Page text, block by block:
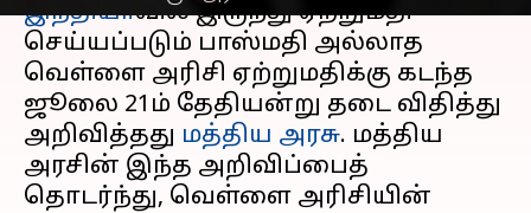
இந்தியாவில் இருந்து ஏற்றுமதி
செய்யப்படும் பாஸ்மதி அல்லாத
வெள்ளை அரிசி ஏற்றுமதிக்கு கடந்த
ஜூலை 21ம் தேதியன்று தடை விதித்து
அறிவித்தது மத்திய அரசு. மத்திய
அரசின் இந்த அறிவிப்பைத்
தொடர்ந்து, வெள்ளை அரிசியின்